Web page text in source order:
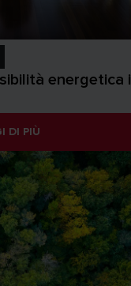
energetica
DI PIÙ